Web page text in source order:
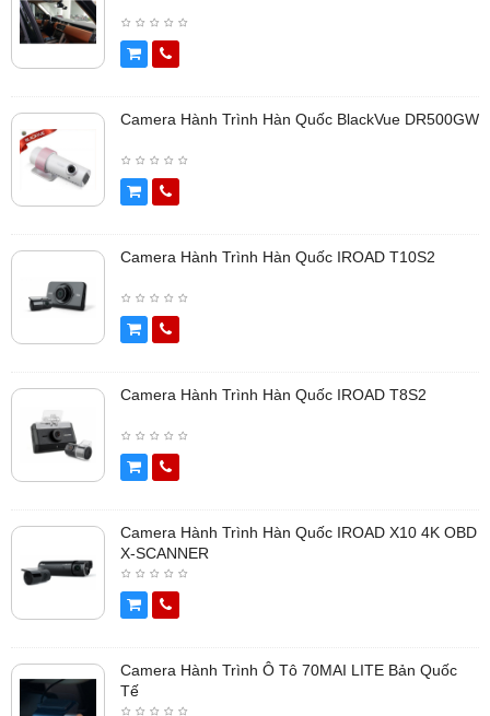
Camera Hành Trình Hàn Quốc BlackVue DR500GW
Camera Hành Trình Hàn Quốc IROAD T10S2
Camera Hành Trình Hàn Quốc IROAD T8S2
Camera Hành Trình Hàn Quốc IROAD X10 4K OBD
X-SCANNER
Camera Hành Trình Ô Tô 70MAI LITE Bản Quốc
Tế